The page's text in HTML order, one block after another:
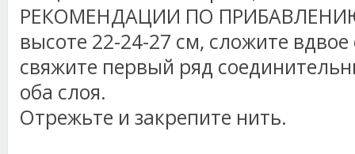
РЕКОМЕНДАЦИИ ПО
высоте 22-24-27 см, сложите
свяжите первый ряд
оба слоя.
Отрежьте и закрепите нить.